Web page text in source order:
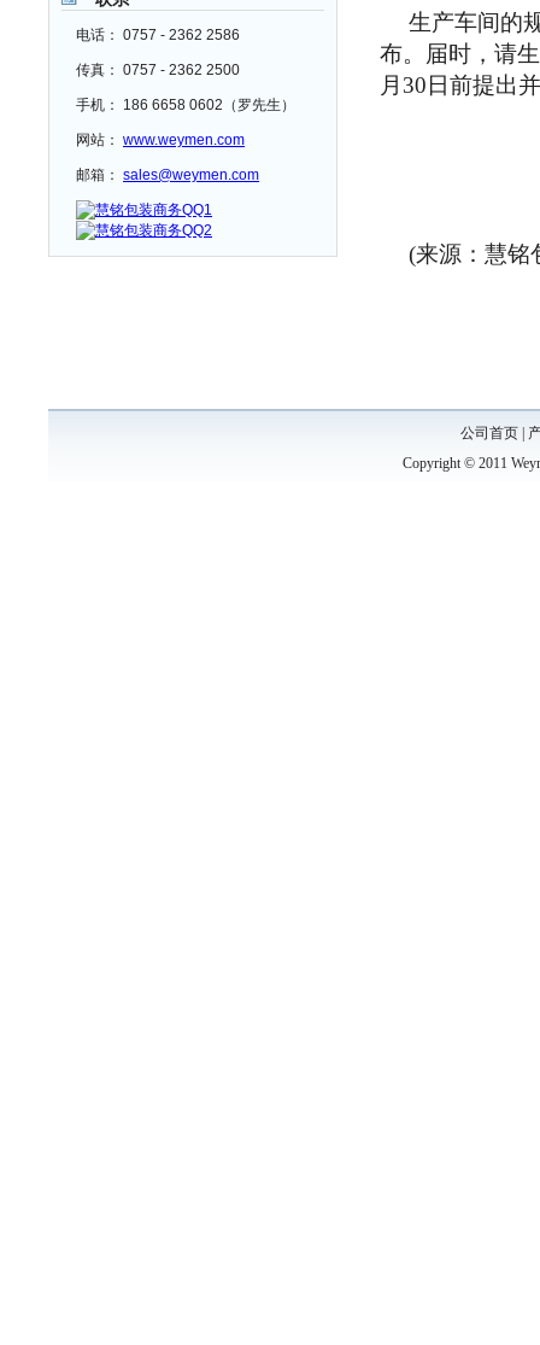
电话： 0757 - 2362 2586
传真： 0757 - 2362 2500
手机： 186 6658 0602（罗先生）
网站： www.weymen.com
邮箱： sales@weymen.com
生产车间的
布。届时，请
月30日前提出
(来源：慧铭
公司首页
Copyright © 2011